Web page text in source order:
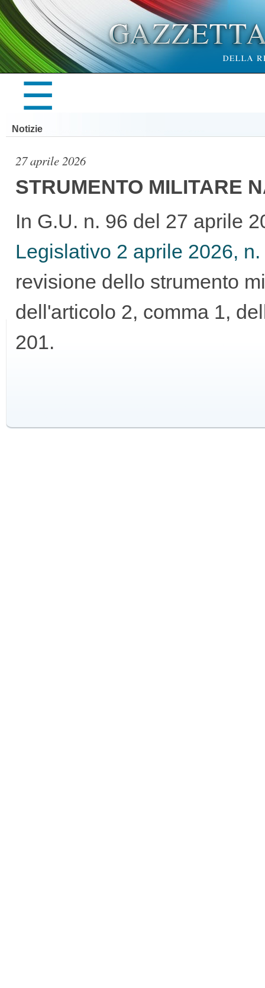
☰
×
LA
GAZZETTA
UFFICIALE
GUIDA
ALL'USO
F.A.Q.
Notizie
27 aprile 2026
STRUMENTO MILITARE
In G.U. n. 96 del 27 aprile
Legislativo 2 aprile 2026, n.
revisione dello strumento
dell'articolo 2, comma 1,
201.